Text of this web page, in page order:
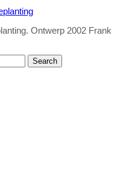
Ontwerp 2002 Frank